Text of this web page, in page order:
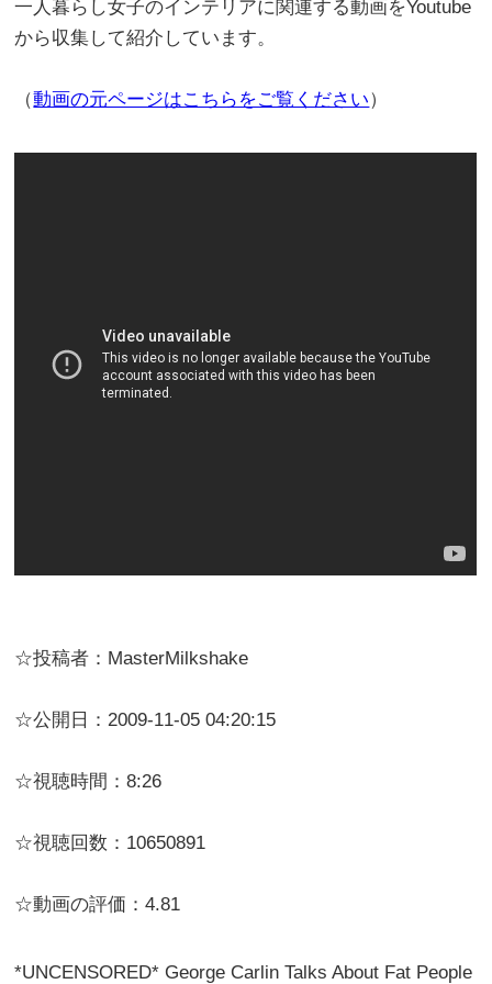
一人暮らし女子のインテリアに関連する動画をYoutube
から収集して紹介しています。
（動画の元ページはこちらをご覧ください）
☆投稿者：MasterMilkshake
☆公開日：2009-11-05 04:20:15
☆視聴時間：8:26
☆視聴回数：10650891
☆動画の評価：4.81
*UNCENSORED* George Carlin Talks About Fat People